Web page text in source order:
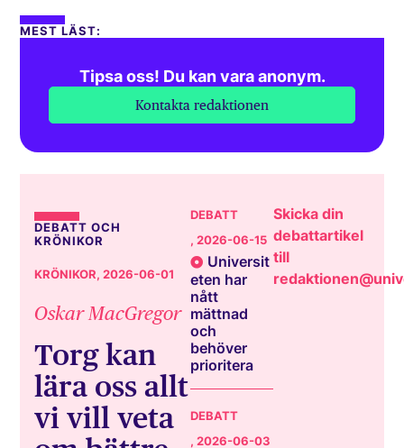
MEST LÄST:
Tipsa oss! Du kan vara anonym.
Kontakta redaktionen
DEBATT OCH
KRÖNIKOR
KRÖNIKOR, 2026-06-01
Oskar MacGregor
Torg kan
lära oss allt
vi vill veta
DEBATT
, 2026-06-15
Universit
eten har
nått
mättnad
och
behöver
prioritera
DEBATT
, 2026-06-03
Skicka din
debattartikel
till